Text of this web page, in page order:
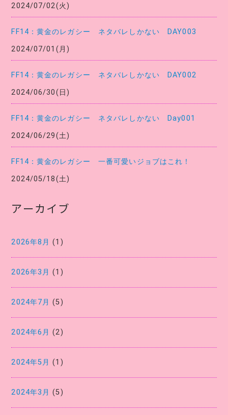
2024/07/02(火)
FF14：黄金のレガシー ネタバレしかない DAY003
2024/07/01(月)
FF14：黄金のレガシー ネタバレしかない DAY002
2024/06/30(日)
FF14：黄金のレガシー ネタバレしかない Day001
2024/06/29(土)
FF14：黄金のレガシー 一番可愛いジョブはこれ！
2024/05/18(土)
アーカイブ
2026年8月 (1)
2026年3月 (1)
2024年7月 (5)
2024年6月 (2)
2024年5月 (1)
2024年3月 (5)